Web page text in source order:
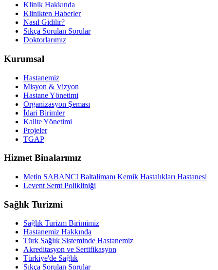
Klinik Hakkında
Klinikten Haberler
Nasıl Gidilir?
Sıkça Sorulan Sorular
Doktorlarımız
Kurumsal
Hastanemiz
Misyon & Vizyon
Hastane Yönetimi
Organizasyon Şeması
İdari Birimler
Kalite Yönetimi
Projeler
TGAP
Hizmet Binalarımız
Metin SABANCI Baltalimanı Kemik Hastalıkları Hastanesi
Levent Semt Polikliniği
Sağlık Turizmi
Sağlık Turizm Birimimiz
Hastanemiz Hakkında
Türk Sağlık Sisteminde Hastanemiz
Akreditasyon ve Sertifikasyon
Türkiye'de Sağlık
Sıkça Sorulan Sorular